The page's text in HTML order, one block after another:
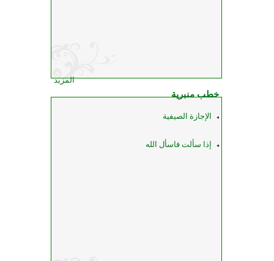
المزيد
خطب منبرية
الإجازة الصيفية
إذا سألت فاسأل الله